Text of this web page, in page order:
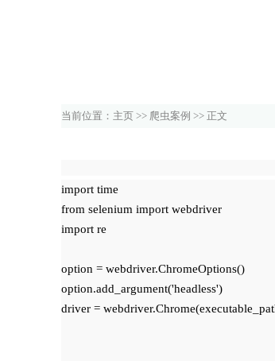
当前位置： 主页 >> 爬虫案例 >> 正文
import time
from selenium import webdriver
import re
option = webdriver.ChromeOptions()
option.add_argument('headless')
driver =